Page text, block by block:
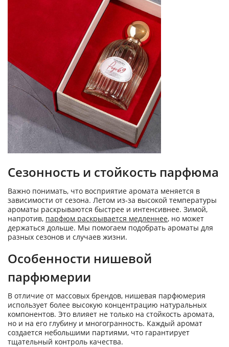
Сезонность и стойкость парфюма
Важно понимать, что восприятие аромата меняется в
зависимости от сезона. Летом из-за высокой температуры
ароматы раскрываются быстрее и интенсивнее. Зимой,
напротив, парфюм раскрывается медленнее, но может
держаться дольше. Мы помогаем подобрать ароматы для
разных сезонов и случаев жизни.
Особенности нишевой
парфюмерии
В отличие от массовых брендов, нишевая парфюмерия
использует более высокую концентрацию натуральных
компонентов. Это влияет не только на стойкость аромата,
но и на его глубину и многогранность. Каждый аромат
создается небольшими партиями, что гарантирует
тщательный контроль качества.